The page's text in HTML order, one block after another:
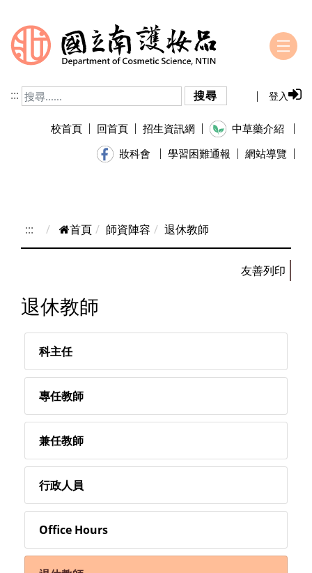
跳到主要內容
::: 搜尋 登入
校首頁 回首頁 招生資訊網
中草藥介紹
妝科會
學習困難通報 網站導覽
::: 首頁 師資陣容 退休教師
退休教師
科主任
專任教師
兼任教師
行政人員
Office Hours